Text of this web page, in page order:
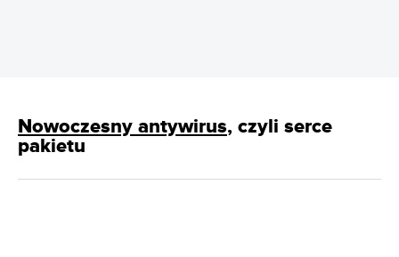
Nowoczesny antywirus, czyli serce
pakietu